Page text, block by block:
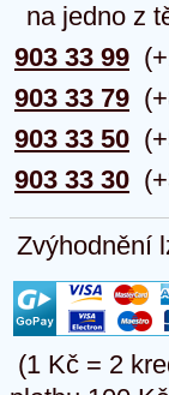
na jedno z
903 33 99
903 33 79
903 33 50
903 33 30
Zvýhodnění
(1 Kč = 2